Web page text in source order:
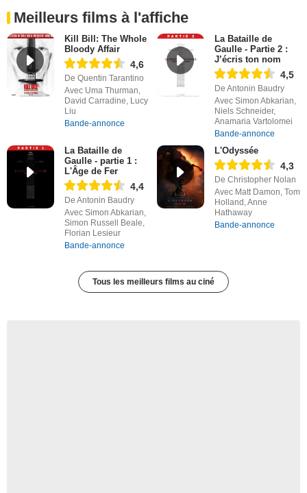
Meilleurs films à l'affiche
Kill Bill: The Whole
Bloody Affair
4,6
De Quentin Tarantino
Avec Uma Thurman,
David Carradine, Lucy
Liu
Bande-annonce
La Bataille de
Gaulle - Partie 2 :
J’écris ton nom
4,5
De Antonin Baudry
Avec Simon Abkarian,
Niels Schneider,
Anamaria Vartolomei
Bande-annonce
La Bataille de
Gaulle - partie 1 :
L'Âge de Fer
4,4
De Antonin Baudry
Avec Simon Abkarian,
Simon Russell Beale,
Florian Lesieur
Bande-annonce
L'Odyssée
4,3
De Christopher Nolan
Avec Matt Damon, Tom
Holland, Anne
Hathaway
Bande-annonce
Tous les meilleurs films au ciné